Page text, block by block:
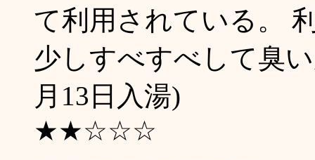
て利用されている。
少しすべすべして臭
月13日入湯)
★★☆☆☆